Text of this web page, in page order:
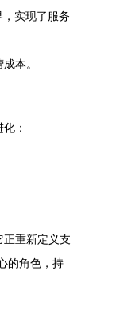
实现了服务
本。
：
重新定义支
的角色，持